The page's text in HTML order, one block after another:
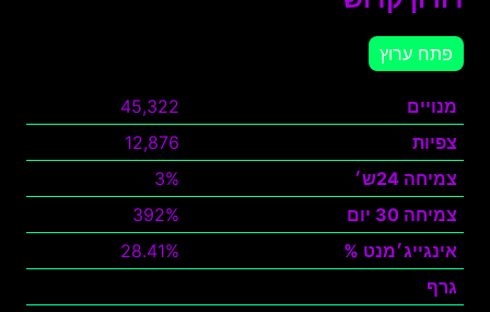
פתח ערוץ
מנויים
45,322
צפיות
12,876
צמיחה 24ש׳
3%
צמיחה 30 יום
392%
אינגייג׳מנט %
28.41%
גרף